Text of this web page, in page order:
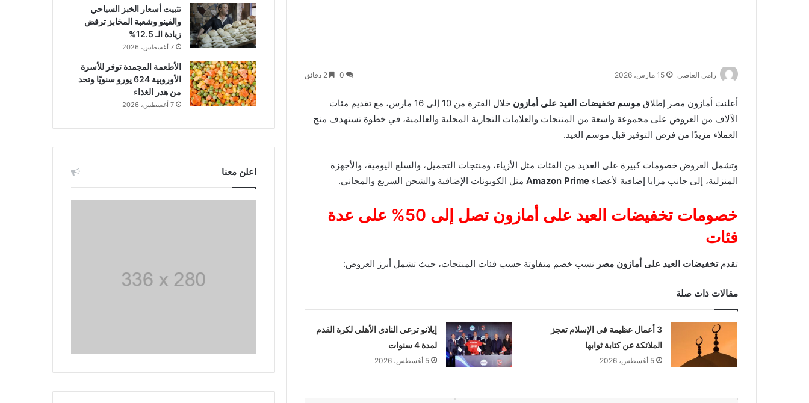
رامي العاصي 15 مارس، 2026 0
أعلنت أمازون مصر إطلاق موسم تخفيضات العيد على أمازون
خلال الفترة من 10 إلى 16 مارس، مع تقديم مئات
الآلاف من العروض على مجموعة واسعة من المنتجات والعلامات التجارية المحلية والعالمية، في خطوة تستهدف منح
العملاء مزيدًا من فرص التوفير قبل موسم العيد.
وتشمل العروض خصومات كبيرة على العديد من الفئات مثل الأزياء، ومنتجات التجميل، والسلع اليومية، والأجهزة
المنزلية، إلى جانب مزايا إضافية لأعضاء Amazon Prime مثل الكوبونات الإضافية والشحن السريع والمجاني.
خصومات تخفيضات العيد على أمازون تصل إلى 50% على عدة
فئات
تقدمتخفيضات العيد على أمازون مصر نسب خصم متفاوتة حسب فئات المنتجات، حيث تشمل أبرز العروض:
مقالات ذات صلة
3 أعمال عظيمة في الإسلام تعجز
الملائكة عن كتابة ثوابها
5 أغسطس، 2026
إيلانو ترعي النادي الأهلي لكرة القدم
لمدة 4 سنوات
5 أغسطس، 2026
تثبيت أسعار الخبز السياحي
والفينو وشعبة المخابز ترفض
زيادة الـ 12.5%
7 أغسطس، 2026
الأطعمة المجمدة توفر للأسرة
الأوروبية 624 يورو سنويًا وتحد
من هدر الغذاء
7 أغسطس، 2026
اعلن معنا